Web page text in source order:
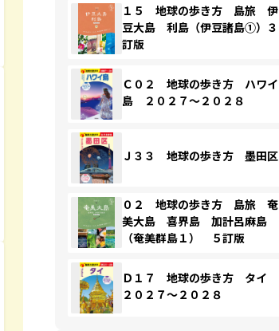
１５ 地球の歩き方 島旅 伊
豆大島 利島（伊豆諸島①）３
訂版
Ｃ０２ 地球の歩き方 ハワイ
島 ２０２７～２０２８
Ｊ３３ 地球の歩き方 墨田区
０２ 地球の歩き方 島旅 奄
美大島 喜界島 加計呂麻島
（奄美群島１） ５訂版
Ｄ１７ 地球の歩き方 タイ
２０２７～２０２８